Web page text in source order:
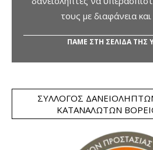
τους με διαφάνεια
ΠΑΜΕ ΣΤΗ ΣΕΛΙΔΑ ΤΗΣ
ΣΎΛΛΟΓΟΣ
ΚΑΤΑΝΑΛΩΤΏΝ